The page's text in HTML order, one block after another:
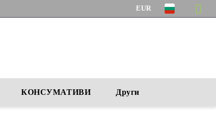
EUR
КОНСУМАТИВИ Други